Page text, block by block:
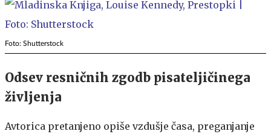
Foto: Shutterstock
Odsev resničnih zgodb pisateljičinega
življenja
Avtorica pretanjeno opiše vzdušje časa, preganjanje